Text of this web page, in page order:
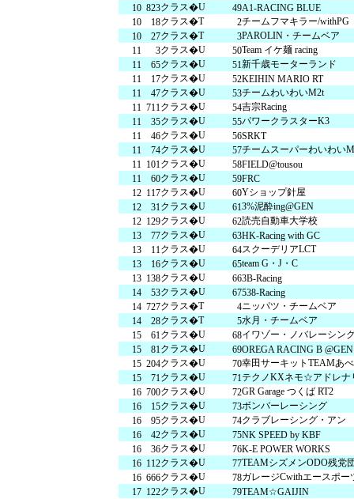
10 823クラス�U 49A1-RACING BLUE
10
18クラス�T 2チームフマキラー/withPG
10
27クラス�T 3PAROLIN・チームベア
11
3クラス�U 50Team イケ麺 racing
11
65クラス�U 51新千歳モーターランド
11
17クラス�U 52KEIHIN MARIO RT
11
47クラス�U 53チームわいわいM2t
11 711クラス�U 54吉宗Racing
11
35クラス�U 55パワークラスターK3
11
46クラス�U 56SRKT
11
74クラス�U 57チームスーパーわいわい
11 101クラス�U 58FIELD@tousou
11
60クラス�U 59FRC
12 117クラス�U 60Yショップ針屋
12
31クラス�U 613%泥酔ing@GEN
12 129クラス�U 62読売自動車大学校
13
77クラス�U 63HK-Racing with GC
13
11クラス�U 64スクーデリアLCT
13
16クラス�U 65team G・J・C
13 138クラス�U 663B-Racing
14
53クラス�U 67538-Racing
14 727クラス�T 4ニッパツ・チームベア
14
28クラス�T 5水月・チームベア
15
61クラス�U 68イワゾー・ノバレーシン
15
81クラス�U 69OREGA RACING B @GEN
15 204クラス�U 70幸田サーキットTEAMあ
15
71クラス�U 71テクノKXネモ☆アドレナ
16 700クラス�U 72GR Garage つくば RT2
16
15クラス�U 73ボンバーレーシング
16
95クラス�U 74クラブレーシング・アン
16
42クラス�U 75NK SPEED by KBF
16
36クラス�U 76K-E POWER WORKS
16 112クラス�U 77TEAMシズメンODO残党
16 666クラス�U 78ガレージCwithエースポー
17 122クラス�U 79TEAM☆GAIJIN